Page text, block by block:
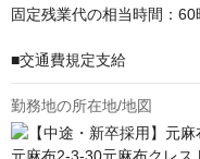
固定残業代の相当時間：60
■交通費規定支給
勤務地の所在地/地図